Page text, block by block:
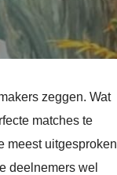
zeggen. Wat
matches te
meest uitgesproken
deelnemers wel